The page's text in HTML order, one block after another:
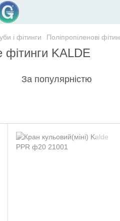
і фітинги Поліпропіленові
фітинги KALDE
За популярністю